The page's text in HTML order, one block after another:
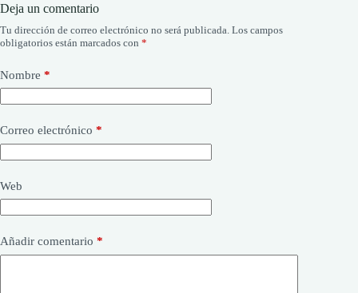
Deja un comentario
Tu dirección de correo electrónico no será publicada. Los campos
obligatorios están marcados con *
Nombre *
Correo electrónico *
Web
Añadir comentario *